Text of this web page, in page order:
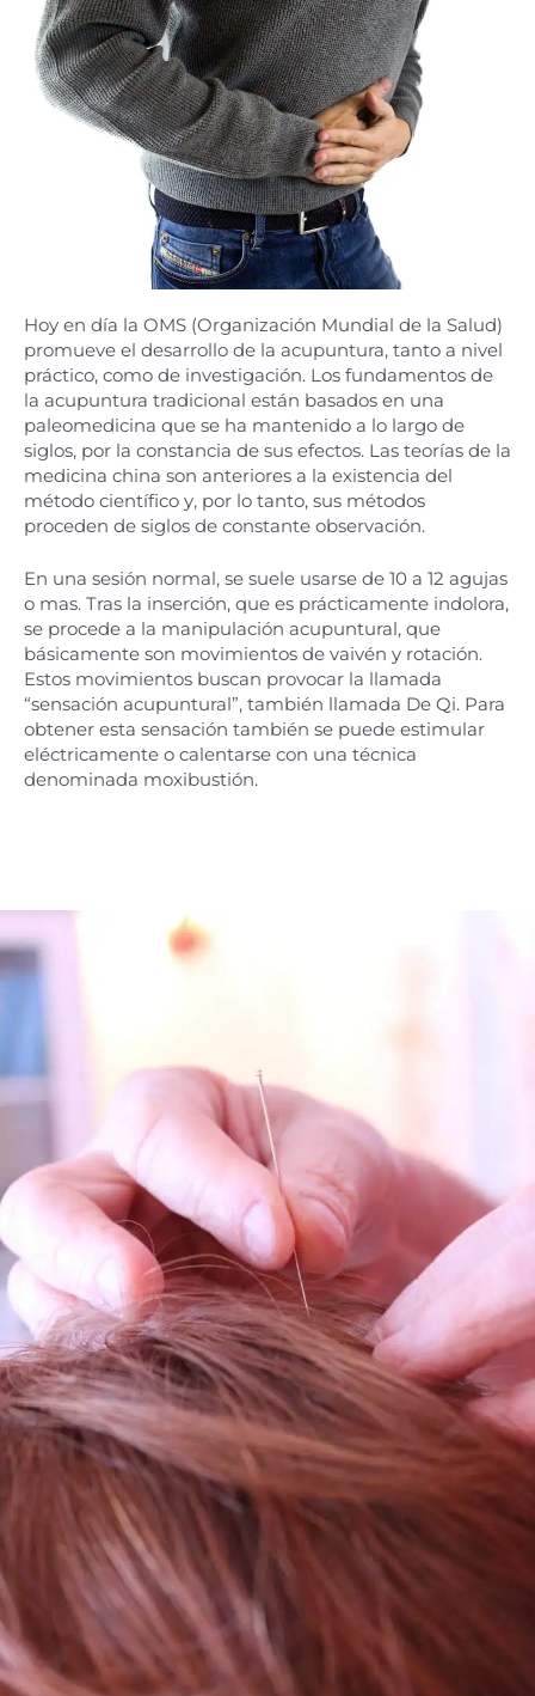
Hoy en día la OMS (Organización Mundial de la Salud)
promueve el desarrollo de la acupuntura, tanto a nivel
práctico, como de investigación. Los fundamentos de
la acupuntura tradicional están basados en una
paleomedicina que se ha mantenido a lo largo de
siglos, por la constancia de sus efectos. Las teorías de la
medicina china son anteriores a la existencia del
método científico y, por lo tanto, sus métodos
proceden de siglos de constante observación.
En una sesión normal, se suele usarse de 10 a 12 agujas
o mas. Tras la inserción, que es prácticamente indolora,
se procede a la manipulación acupuntural, que
básicamente son movimientos de vaivén y rotación.
Estos movimientos buscan provocar la llamada
“sensación acupuntural”, también llamada De Qi. Para
obtener esta sensación también se puede estimular
eléctricamente o calentarse con una técnica
denominada moxibustión.